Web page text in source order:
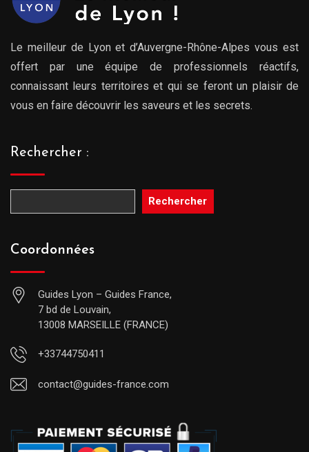
Le meilleur de Lyon et d’Auvergne-Rhône-Alpes vous est
offert par une équipe de professionnels réactifs,
connaissant leurs territoires et qui se feront un plaisir de
vous en faire découvrir les saveurs et les secrets.
Rechercher :
Rechercher
Coordonnées
Guides Lyon – Guides France,
7 bd de Louvain,
13008 MARSEILLE (FRANCE)
+33744750411
contact@guides-france.com